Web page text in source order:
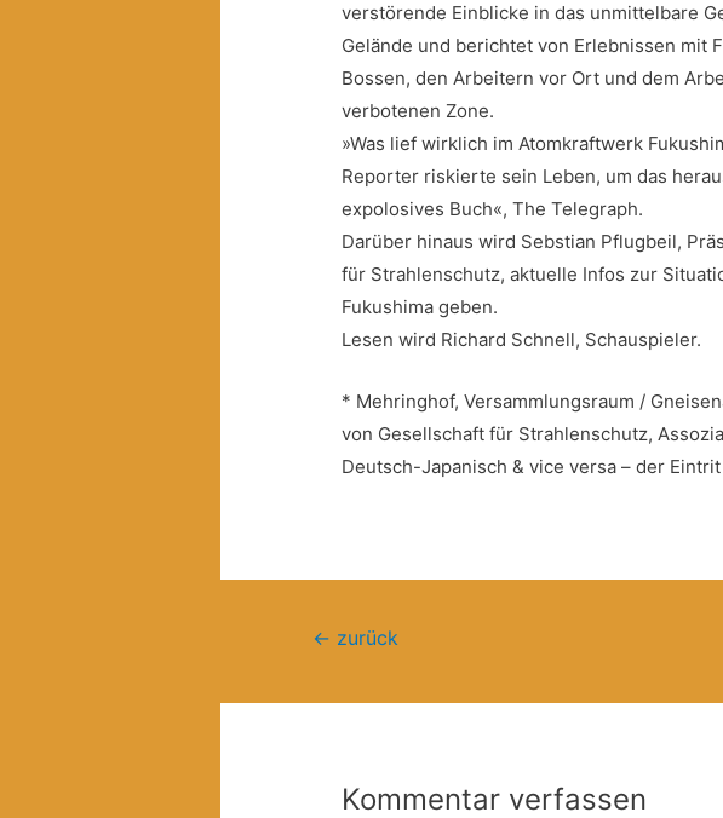
verstörende Einblicke in das unmittelbare
Gelände und berichtet von Erlebnissen mit
Bossen,den Arbeitern vor Ort und dem
verbotenen Zone.
»Was lief wirklich im Atomkraftwerk
Reporter riskierte sein Leben, um das
expolosives Buch«, The Telegraph.
Darüber hinaus wird Sebstian Pflugbeil,
für Strahlenschutz, aktuelle Infos zur
Fukushima geben.
Lesen wird Richard Schnell, Schauspieler.
* Mehringhof, Versammlungsraum /
von Gesellschaft für Strahlenschutz,
Deutsch-Japanisch & vice versa – der
Beitragsnavigation
← zurück
Kommentar verfassen